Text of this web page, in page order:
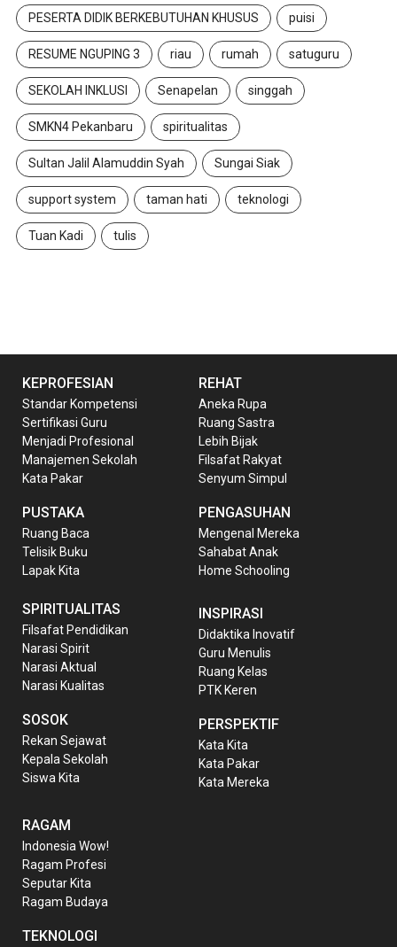
PESERTA DIDIK BERKEBUTUHAN KHUSUS puisi
RESUME NGUPING 3 riau rumah satuguru
SEKOLAH INKLUSI Senapelan singgah
SMKN4 Pekanbaru spiritualitas
Sultan Jalil Alamuddin Syah Sungai Siak
support system taman hati teknologi
Tuan Kadi tulis
KEPROFESIAN
Standar Kompetensi
Sertifikasi Guru
Menjadi Profesional
Manajemen Sekolah
Kata Pakar
PUSTAKA
Ruang Baca
Telisik Buku
Lapak Kita
REHAT
Aneka Rupa
Ruang Sastra
Lebih Bijak
Filsafat Rakyat
Senyum Simpul
PENGASUHAN
Mengenal Mereka
Sahabat Anak
Home Schooling
SPIRITUALITAS
Filsafat Pendidikan
Narasi Spirit
Narasi Aktual
Narasi Kualitas
SOSOK
Rekan Sejawat
Kepala Sekolah
Siswa Kita
INSPIRASI
Didaktika Inovatif
Guru Menulis
Ruang Kelas
PTK Keren
PERSPEKTIF
Kata Kita
Kata Pakar
Kata Mereka
RAGAM
Indonesia Wow!
Ragam Profesi
Seputar Kita
Ragam Budaya
TEKNOLOGI